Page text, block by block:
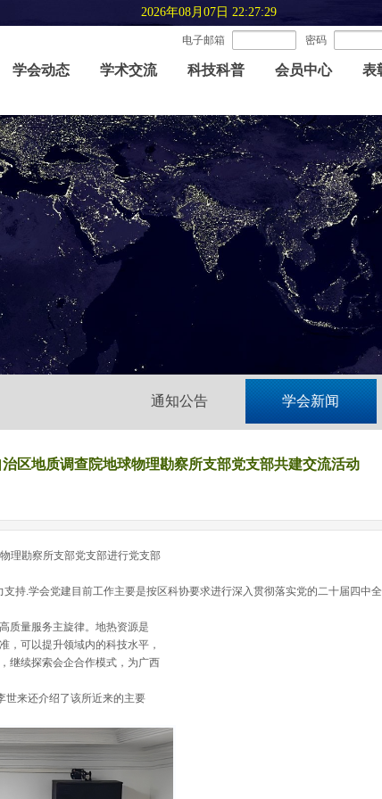
2026年08月07日 22:27:30
学会动态 学术交流 科技科普 会员中心 表
电子邮箱 密码
通知公告 学会新闻
区地质调查院地球物理勘察所支部党支部共建交流活动
理勘察所支部党支部进行党支部
持.学会党建 目前工作主要是按区科协要求进行深入贯彻落实党的二十届四中
质量服务主旋律。地热资源是
，可以提升领域内的科技水平，
继续探索会企合作模式，为广西
来还介绍了该所近来的主要